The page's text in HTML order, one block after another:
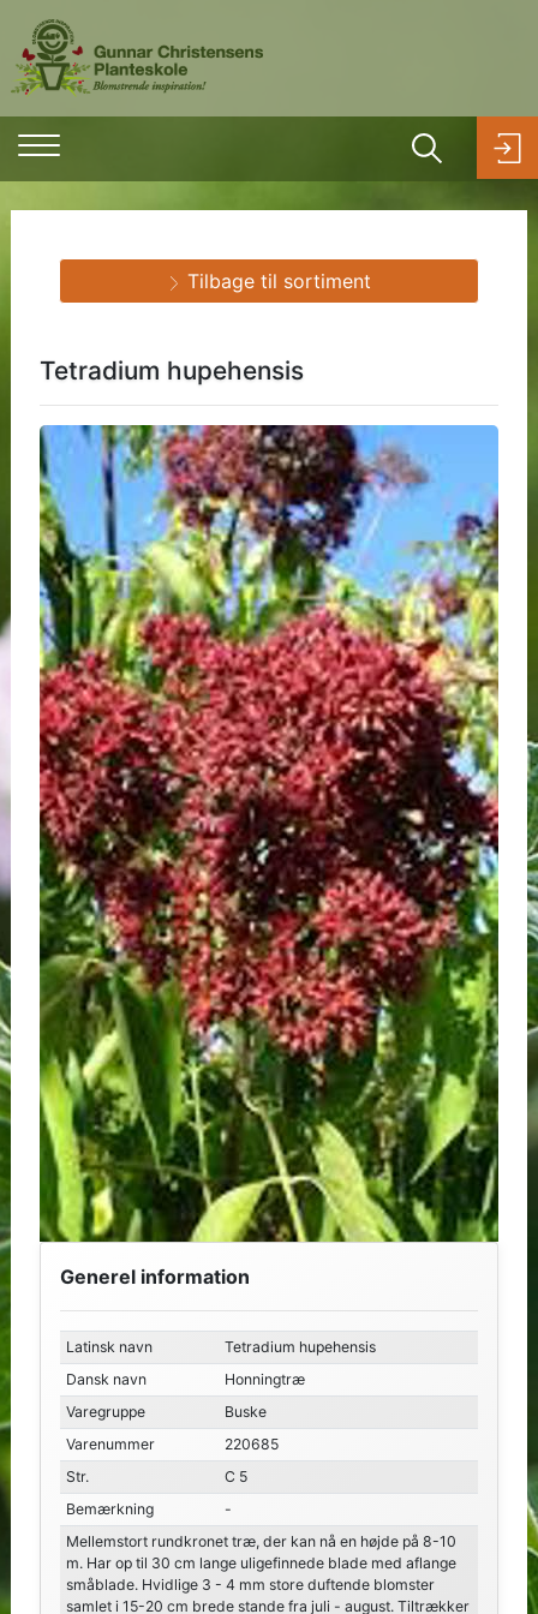
Tetradium hupehensis
Generel information
Latinsk navn
Tetradium hupehensis
Dansk navn
Honningtræ
Varegruppe
Buske
Varenummer
220685
Str.
C 5
Bemærkning
-
Mellemstort rundkronet træ, der kan nå en højde på 8-10
m. Har op til 30 cm lange uligefinnede blade med aflange
småblade. Hvidlige 3 - 4 mm store duftende blomster
samlet i 15-20 cm brede stande fra juli - august. Tiltrækker
Tilbage til sortiment